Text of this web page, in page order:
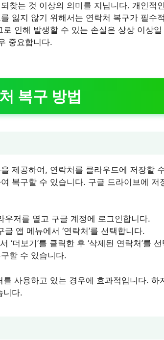
찾는 것 이상의 의미를 지닙니다. 개인적
잃지 않기 위해서는 연락처 복구가 필수
인해 발생할 수 있는 손실은 상상 이상
중요합니다.
복구 방법
제공하여, 연락처를 클라우드에 저장할
복구할 수 있습니다. 구글 드라이브에 저
우저를 열고 구글 계정에 로그인합니다.
글 앱 메뉴에서 ‘연락처’를 선택합니다.
‘더보기’를 클릭한 후 ‘삭제된 연락처’를
할 수 있습니다.
사용하고 있는 경우에 효과적입니다. 하
니다.